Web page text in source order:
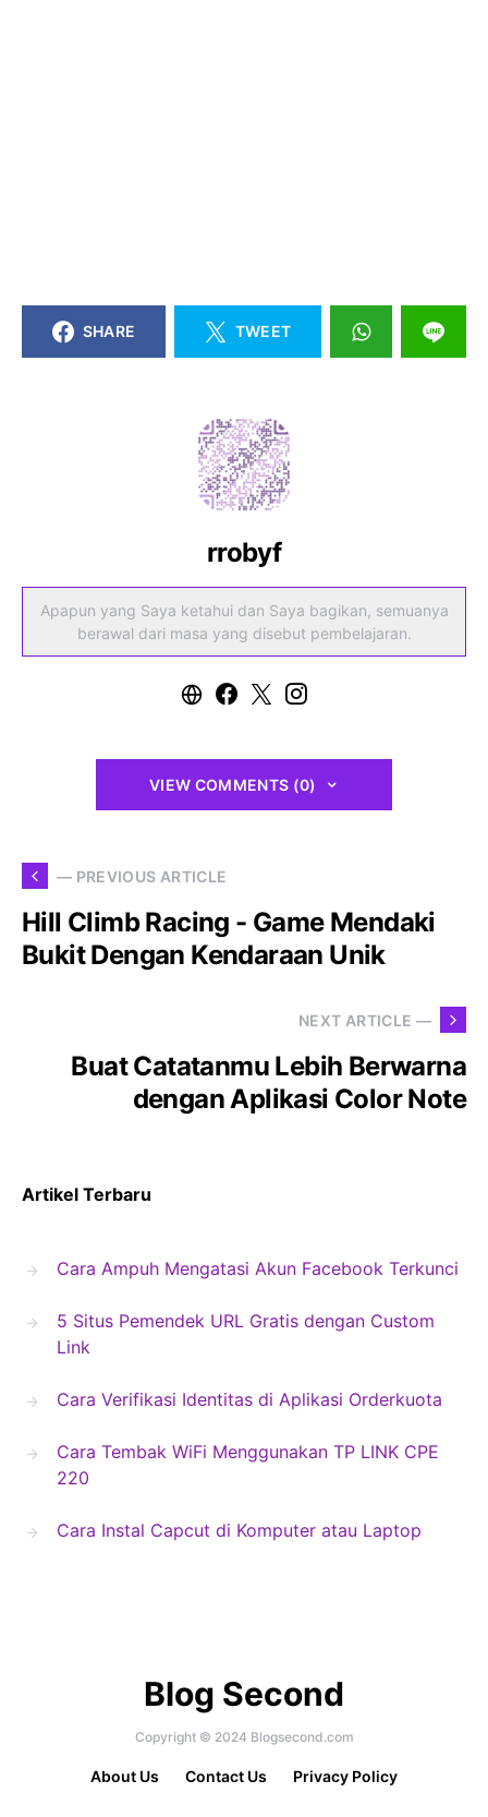
SHARE TWEET
rrobyf
Apapun yang Saya ketahui dan Saya bagikan, semuanya
berawal dari masa yang disebut pembelajaran.
VIEW COMMENTS (0)
— PREVIOUS ARTICLE
Hill Climb Racing - Game Mendaki
Bukit Dengan Kendaraan Unik
NEXT ARTICLE —
Buat Catatanmu Lebih Berwarna
dengan Aplikasi Color Note
Artikel Terbaru
Cara Ampuh Mengatasi Akun Facebook Terkunci
5 Situs Pemendek URL Gratis dengan Custom
Link
Cara Verifikasi Identitas di Aplikasi Orderkuota
Cara Tembak WiFi Menggunakan TP LINK CPE
220
Cara Instal Capcut di Komputer atau Laptop
Blog Second
Copyright © 2024 Blogsecond.com
About Us Contact Us Privacy Policy